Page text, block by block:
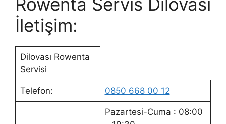
İletişim:
Dilovası Rowenta
Servisi
Telefon: 0850 668 00 12
Pazartesi-Cuma : 08:00